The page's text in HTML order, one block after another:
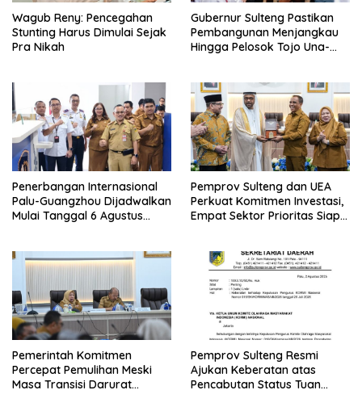
Wagub Reny: Pencegahan
Stunting Harus Dimulai Sejak
Pra Nikah
Gubernur Sulteng Pastikan
Pembangunan Menjangkau
Hingga Pelosok Tojo Una-
Penerbangan Internasional
Palu-Guangzhou Dijadwalkan
Mulai Tanggal 6 Agustus
Pemprov Sulteng dan UEA
Perkuat Komitmen Investasi,
Empat Sektor Prioritas Siap
Pemerintah Komitmen
Percepat Pemulihan Meski
Masa Transisi Darurat
Pemprov Sulteng Resmi
Ajukan Keberatan atas
Pencabutan Status Tuan